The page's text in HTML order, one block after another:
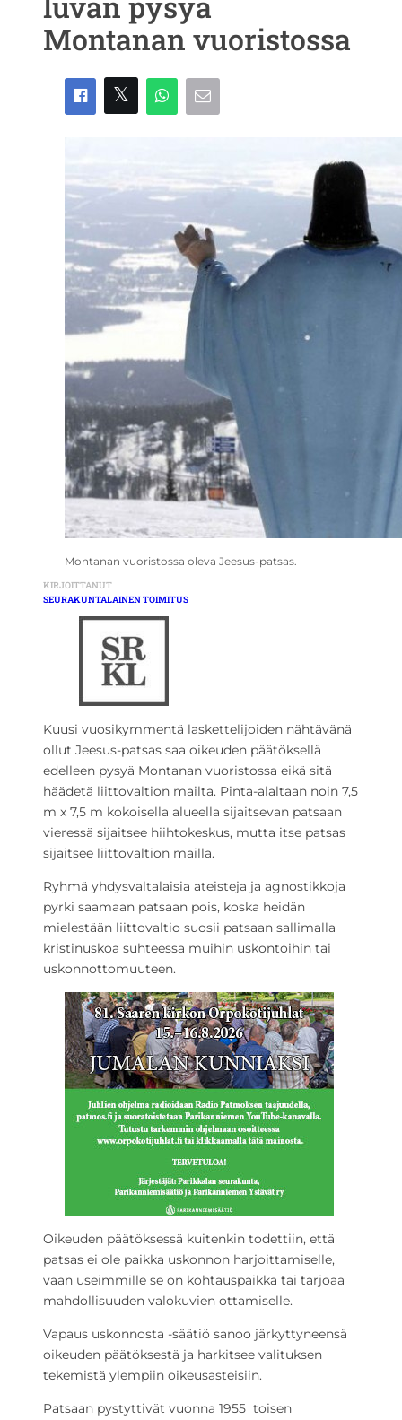
Montanan vuoristossa
Montanan vuoristossa oleva Jeesus-patsas.
KIRJOITTANUT
SEURAKUNTALAINEN TOIMITUS
Kuusi vuosikymmentä laskettelijoiden nähtävänä
ollut Jeesus-patsas saa oikeuden päätöksellä
edelleen pysyä Montanan vuoristossa eikä sitä
häädetä liittovaltion mailta. Pinta-alaltaan noin 7,5
m x 7,5 m kokoisella alueella sijaitsevan patsaan
vieressä sijaitsee hiihtokeskus, mutta itse patsas
sijaitsee liittovaltion mailla.
Ryhmä yhdysvaltalaisia ateisteja ja agnostikkoja
pyrki saamaan patsaan pois, koska heidän
mielestään liittovaltio suosii patsaan sallimalla
kristinuskoa suhteessa muihin uskontoihin tai
uskonnottomuuteen.
Oikeuden päätöksessä kuitenkin todettiin, että
patsas ei ole paikka uskonnon harjoittamiselle,
vaan useimmille se on kohtauspaikka tai tarjoaa
mahdollisuuden valokuvien ottamiselle.
Vapaus uskonnosta -säätiö sanoo järkyttyneensä
oikeuden päätöksestä ja harkitsee valituksen
tekemistä ylempiin oikeusasteisiin.
Patsaan pystyttivät vuonna 1955 toisen